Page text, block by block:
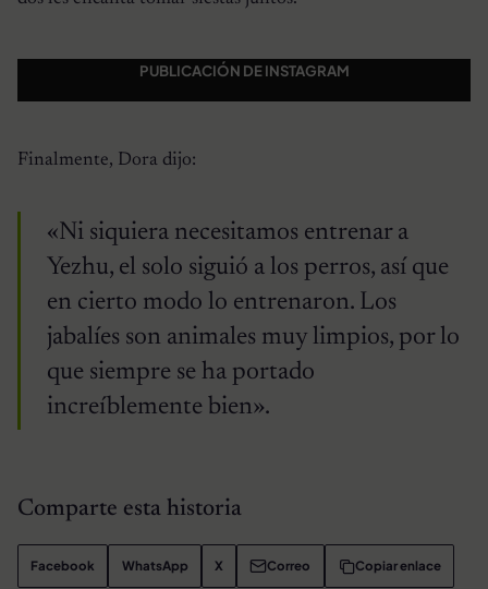
PUBLICACIÓN DE INSTAGRAM
Finalmente, Dora dijo:
«Ni siquiera necesitamos entrenar a
Yezhu, el solo siguió a los perros, así que
en cierto modo lo entrenaron. Los
jabalíes son animales muy limpios, por lo
que siempre se ha portado
increíblemente bien».
Comparte esta historia
Facebook WhatsApp X Correo Copiar enlace